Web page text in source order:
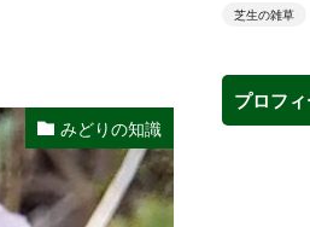
みどりの知識
芝生の雑草
プロフ